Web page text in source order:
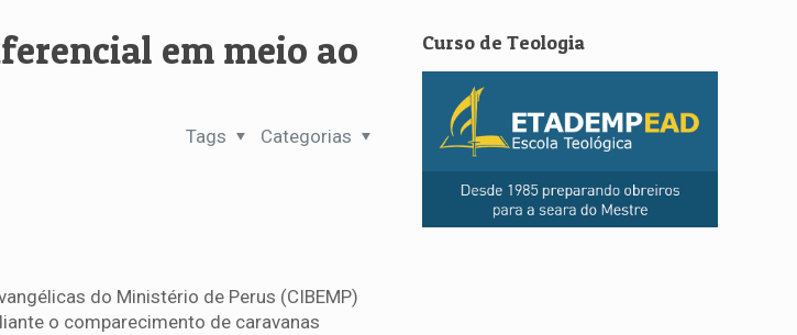
em meio ao
Categorias
Tags
do Ministério de Perus (CIBEMP)
o comparecimento de caravanas
Curso de Teologia